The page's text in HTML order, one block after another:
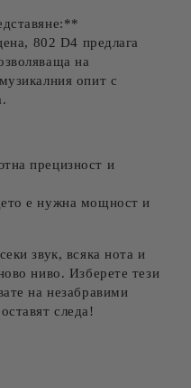
802 D4 предлага
на
опит с
прецизност и
е нужна мощност и
звук, всяка нота и
ниво. Изберете тези
на незабравими
следа!